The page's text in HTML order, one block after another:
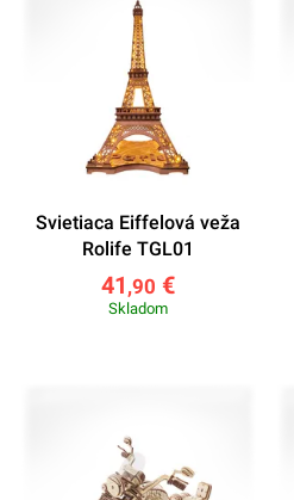
Svietiaca Eiffelová veža
Rolife TGL01
41 ,90 €
Skladom